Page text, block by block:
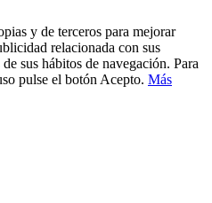
y de terceros para mejorar
relacionada con sus
sus hábitos de navegación. Para
pulse el botón Acepto. Más